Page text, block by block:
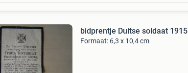
bidprentje Duitse soldaat 1915
Formaat: 6,3 x 10,4 cm